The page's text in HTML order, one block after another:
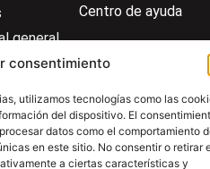
consentimiento
utilizamos tecnologías como las
del dispositivo. El
datos como el comportamiento
en este sitio. No consentir o retirar
a ciertas características y
general
Centro de ayuda
Política de cookies